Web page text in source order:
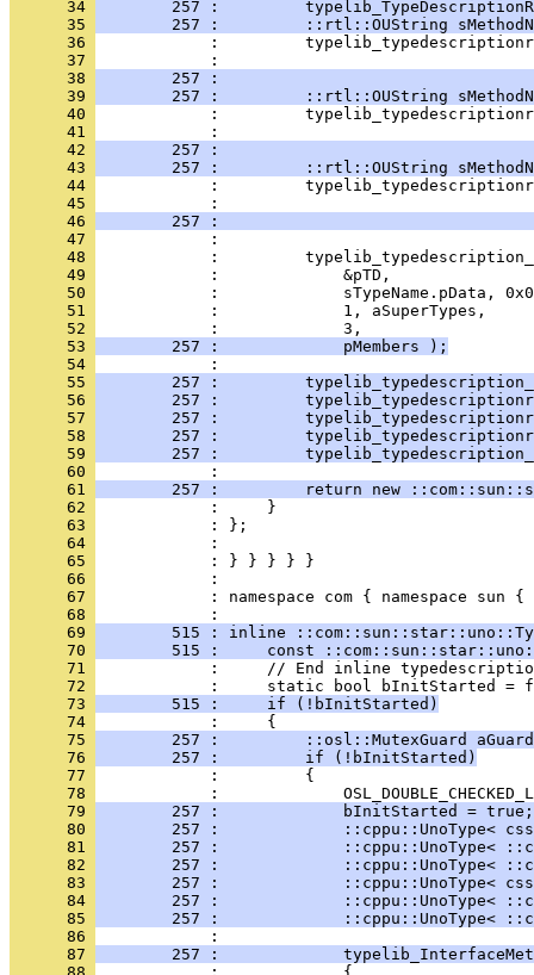
      34
257 :
      35
257 :         ::rtl::OUString
      36
      37
      38
257 :
      39
257 :         ::rtl::OUString
      40
      41
      42
257 :
      43
257 :         ::rtl::OUString
      44
      45
      46
257 :
      47
      48
      49
      50
      51
      52
      53
        257 :             pMembers );
      54
      55
257 :
      56
257 :
      57
257 :
      58
257 :
      59
257 :
      60
      61
257 :         return new
      62
      63
      64
      65
      66
      67
: namespace com { namespace sun
      68
      69
515 : inline
      70
515 :     const
      71
      72
      73
        515 :     if (!bInitStarted)
      74
      75
257 :         ::osl::MutexGuard
      76
        257 :         if (!bInitStarted)
      77
      78
      79
        257 :             bInitStarted = true;
      80
257 :             ::cppu::UnoType<
      81
257 :             ::cppu::UnoType<
      82
257 :             ::cppu::UnoType<
      83
257 :             ::cppu::UnoType<
      84
257 :             ::cppu::UnoType<
      85
257 :             ::cppu::UnoType<
      86
      87
257 :